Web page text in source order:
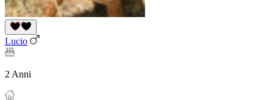
Lucio
2 Anni